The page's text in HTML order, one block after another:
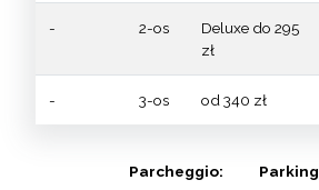
- 2-os
Deluxe do 295
zł
- 3-os od 340 zł
Parcheggio:
Parking